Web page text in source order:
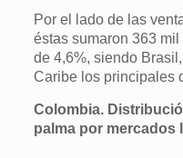
Por el lado de las
éstas sumaron 363
de 4,6%, siendo
Caribe los principales
Colombia.
palma por mercados